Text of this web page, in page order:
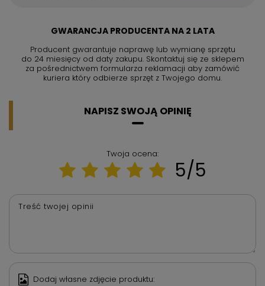
GWARANCJA PRODUCENTA NA 2 LATA
Producent gwarantuje naprawę lub wymianę sprzętu
do 24 miesięcy od daty zakupu. Skontaktuj się ze sklepem
za pośrednictwem formularza reklamacji aby zamówić
kuriera który odbierze sprzęt z Twojego domu.
NAPISZ SWOJĄ OPINIĘ
Twoja ocena:
5/5
Treść twojej opinii
Dodaj własne zdjęcie produktu: